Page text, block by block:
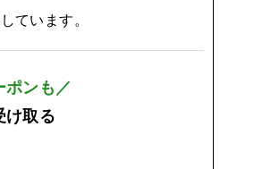
ています。
ポンも／
け取る